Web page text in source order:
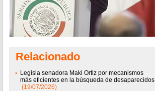
Relacionado
Legisla senadora Maki Ortiz por mecanismos
más eficientes en la búsqueda de desaparecidos
(19/07/2026)